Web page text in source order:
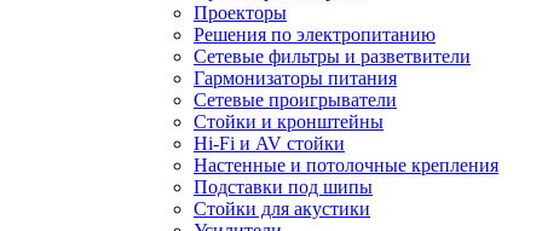
Проекторы
Решения по электропитанию
Сетевые фильтры и разветвители
Гармонизаторы питания
Сетевые проигрыватели
Стойки и кронштейны
Hi-Fi и AV стойки
Настенные и потолочные крепления
Подставки под шипы
Стойки для акустики